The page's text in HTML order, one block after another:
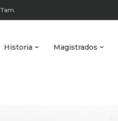
Historia Magistrados